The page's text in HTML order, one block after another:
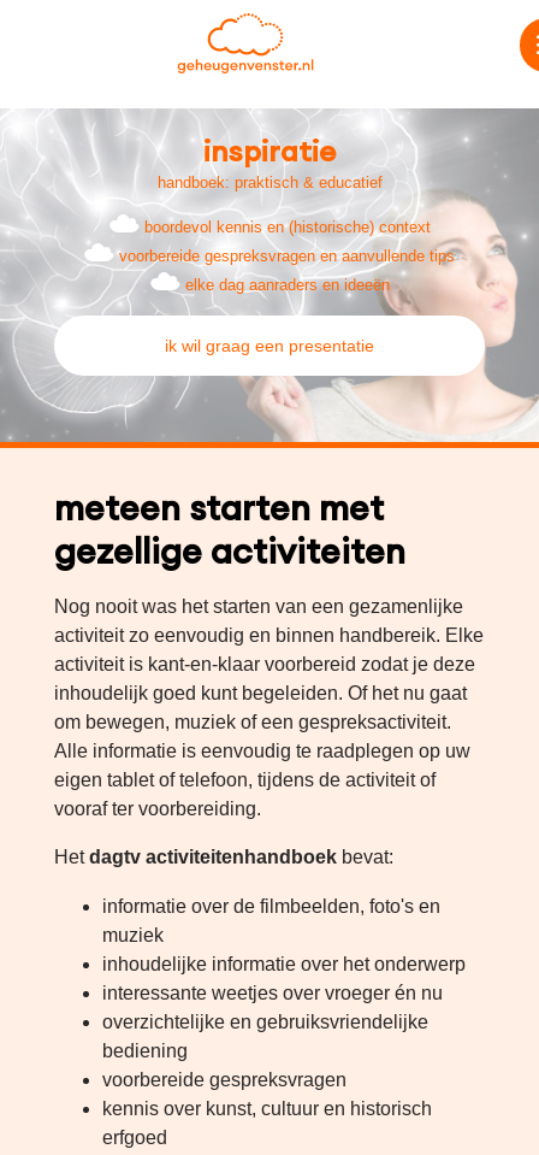
inspiratie
handboek: praktisch & educatief
boordevol kennis en (historische) context
voorbereide gespreksvragen en aanvullende tips
elke dag aanraders en ideeën
ik wil graag een presentatie
meteen starten met
gezellige activiteiten
Nog nooit was het starten van een gezamenlijke
activiteit zo eenvoudig en binnen handbereik. Elke
activiteit is kant-en-klaar voorbereid zodat je deze
inhoudelijk goed kunt begeleiden. Of het nu gaat
om bewegen, muziek of een gespreksactiviteit.
Alle informatie is eenvoudig te raadplegen op uw
eigen tablet of telefoon, tijdens de activiteit of
vooraf ter voorbereiding.
Hetdagtv activiteitenhandboek bevat:
informatie over de filmbeelden, foto's en
muziek
inhoudelijke informatie over het onderwerp
interessante weetjes over vroeger én nu
overzichtelijke en gebruiksvriendelijke
bediening
voorbereide gespreksvragen
kennis over kunst, cultuur en historisch
erfgoed